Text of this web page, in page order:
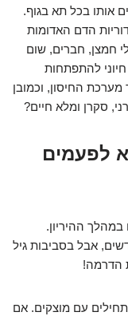
אותו בכל תא בגוף.
הדם האדומות
חמצן, חברים, שום
להתפתחות
החיסון, וכמובן
סקרן ומלא חיים?
לפעמים
ההיריון.
אבל בסביבות גיל
הדרמה!
עם מוצקים. אם